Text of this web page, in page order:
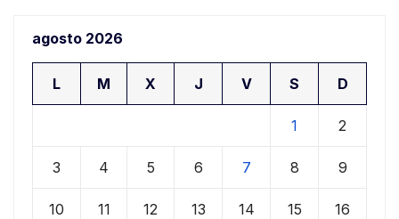
agosto 2026
L M X J V S D
1 2
3 4 5 6 7 8 9
10 11 12 13 14 15 16